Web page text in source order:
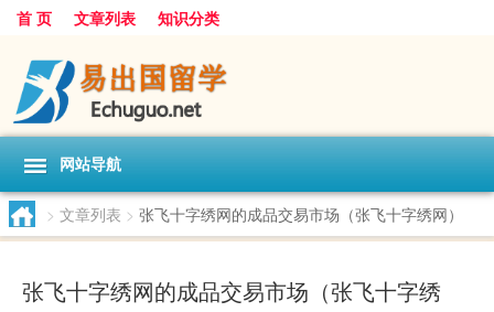
首 页 文章列表 知识分类
网站导航
> 文章列表 > 张飞十字绣网的成品交易市场（张飞十字绣网）
张飞十字绣网的成品交易市场（张飞十字绣